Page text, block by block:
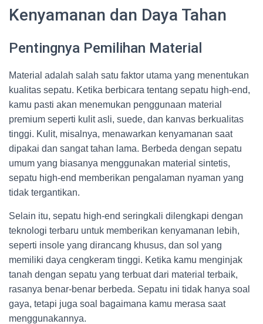
Kenyamanan dan Daya Tahan
Pentingnya Pemilihan Material
Material adalah salah satu faktor utama yang menentukan
kualitas sepatu. Ketika berbicara tentang sepatu high-end,
kamu pasti akan menemukan penggunaan material
premium seperti kulit asli, suede, dan kanvas berkualitas
tinggi. Kulit, misalnya, menawarkan kenyamanan saat
dipakai dan sangat tahan lama. Berbeda dengan sepatu
umum yang biasanya menggunakan material sintetis,
sepatu high-end memberikan pengalaman nyaman yang
tidak tergantikan.
Selain itu, sepatu high-end seringkali dilengkapi dengan
teknologi terbaru untuk memberikan kenyamanan lebih,
seperti insole yang dirancang khusus, dan sol yang
memiliki daya cengkeram tinggi. Ketika kamu menginjak
tanah dengan sepatu yang terbuat dari material terbaik,
rasanya benar-benar berbeda. Sepatu ini tidak hanya soal
gaya, tetapi juga soal bagaimana kamu merasa saat
menggunakannya.